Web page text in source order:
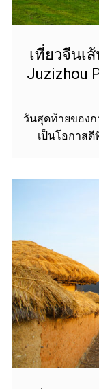
เที่ยวจีนเ
Juzizhou
วันสุดท้ายของก
เป็นโอกาสดี